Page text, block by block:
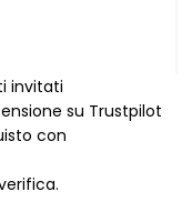
invitati
su Trustpilot
con